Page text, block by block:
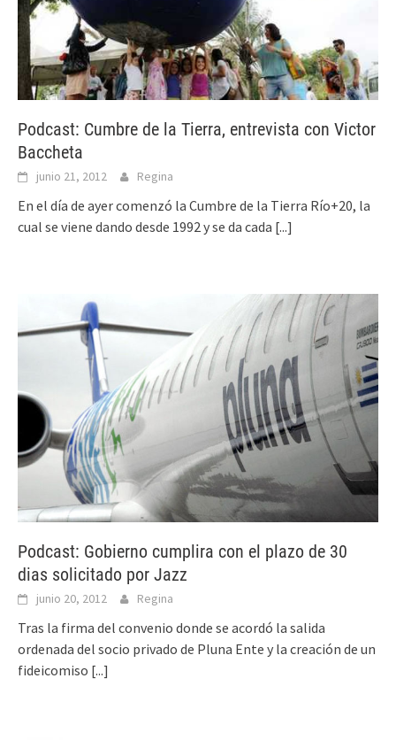
Podcast: Cumbre de la Tierra, entrevista con Victor
Baccheta
junio 21, 2012 Regina
En el día de ayer comenzó la Cumbre de la Tierra Río+20, la
cual se viene dando desde 1992 y se da cada [...]
Podcast: Gobierno cumplira con el plazo de 30
dias solicitado por Jazz
junio 20, 2012 Regina
Tras la firma del convenio donde se acordó la salida
ordenada del socio privado de Pluna Ente y la creación de un
fideicomiso [...]